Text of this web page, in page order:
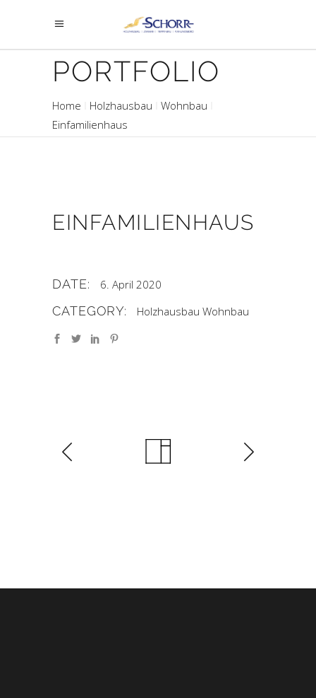
PORTFOLIO
Home Holzhausbau
Wohnbau
Einfamilienhaus
EINFAMILIENHAUS
DATE: 6. April 2020
CATEGORY: Holzhausbau Wohnbau